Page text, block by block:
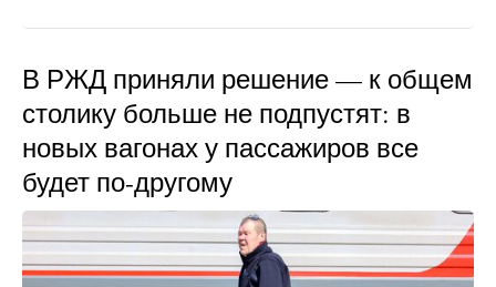
В РЖД приняли решение — к общем
столику больше не подпустят: в
новых вагонах у пассажиров все
будет по-другому